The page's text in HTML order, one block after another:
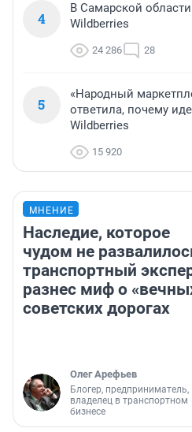
4
В Самарской
Wildberries
24 286 28
5
«Народный
ответила, почему
Wildberries
15 920
МНЕНИЕ
Наследие, которое
чудом не
транспортный
разнес миф о
советских дорогах
Олег Арефьев
Блогер, предприниматель,
владелец в транспортном
бизнесе